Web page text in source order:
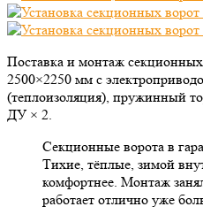
Поставка и монтаж
2500×2250 мм с
(теплоизоляция), пружинный
ДУ × 2.
Секционные ворота в
Тихие, тёплые, зимой
комфортнее. Монтаж
работает отлично уже